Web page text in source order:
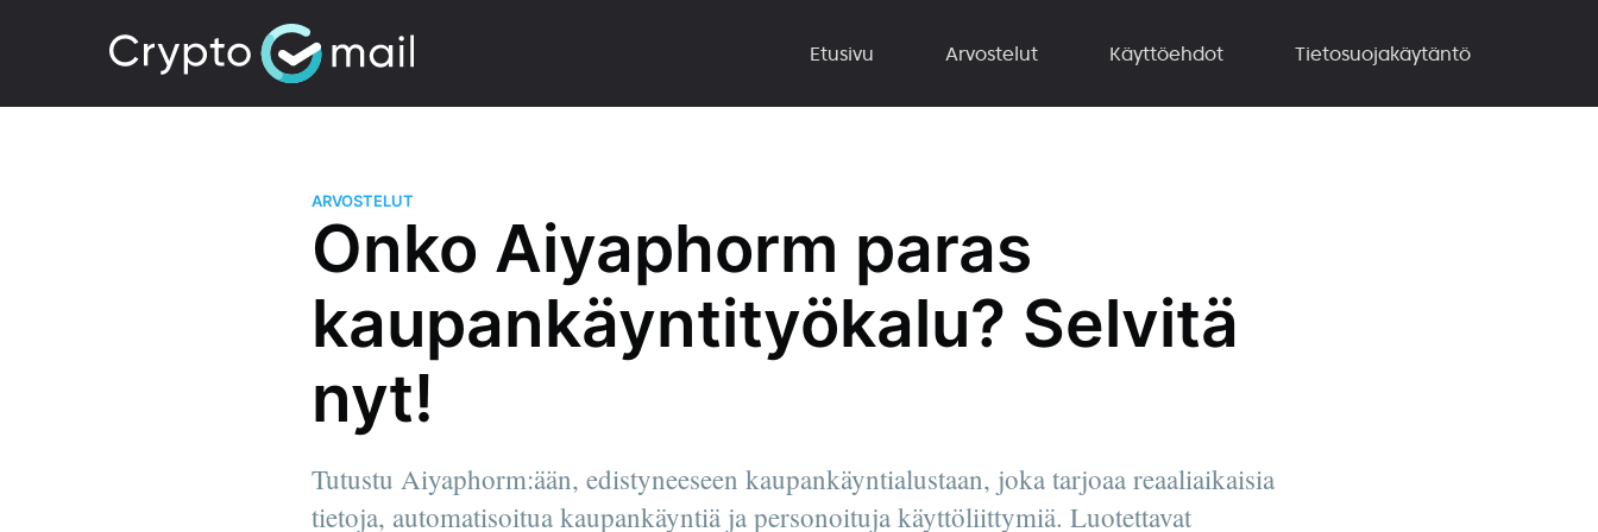
Etusivu Arvostelut Käyttöehdot Tietosuojakäytäntö
ARVOSTELUT
Onko Aiyaphorm paras
kaupankäyntityökalu? Selvitä
nyt!
Tutustu Aiyaphorm:ään, edistyneeseen kaupankäyntialustaan, joka tarjoaa reaaliaikaisia
tietoja, automatisoitua kaupankäyntiä ja personoituja käyttöliittymiä. Luotettavat